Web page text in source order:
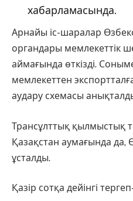
хабарламасында.
Арнайы іс-шаралар
органдары мемлекеттік
аймағында өткізді.
мемлекеттен
аудару схемасы
Трансұлттық қылмыстық
Қазақстан аумағында да,
ұсталды.
Қазір сотқа дейінгі